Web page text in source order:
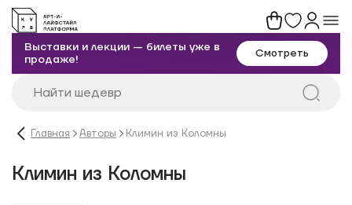
Выставки и лекции — билеты уже в
продаже!
Смотреть
Главная Авторы Климин из Коломны
Климин из Коломны